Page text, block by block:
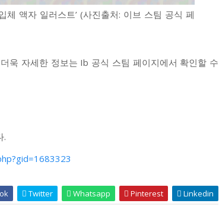
액자 일러스트’ (사진출처: 이브 스팀 공식 페
욱 자세한 정보는 Ib 공식 스팀 페이지에서 확인할 수
.
Twitter Whatsapp Pinterest Linkedin